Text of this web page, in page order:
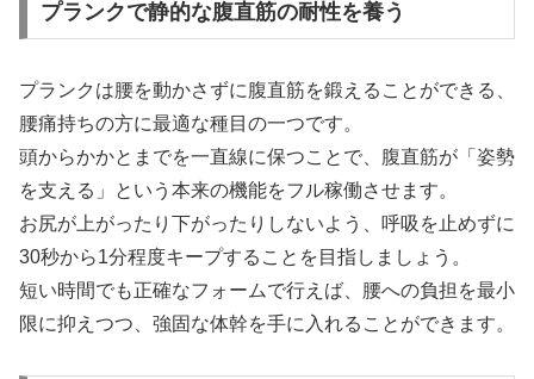
プランクで静的な腹直筋の耐性を養う
プランクは腰を動かさずに腹直筋を鍛えることができる、
腰痛持ちの方に最適な種目の一つです。
頭からかかとまでを一直線に保つことで、腹直筋が「姿勢
を支える」という本来の機能をフル稼働させます。
お尻が上がったり下がったりしないよう、呼吸を止めずに
30秒から1分程度キープすることを目指しましょう。
短い時間でも正確なフォームで行えば、腰への負担を最小
限に抑えつつ、強固な体幹を手に入れることができます。